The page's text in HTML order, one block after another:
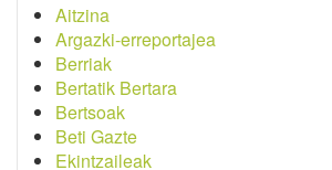
Aitzina
Argazki-erreportajea
Berriak
Bertatik Bertara
Bertsoak
Beti Gazte
Ekintzaileak